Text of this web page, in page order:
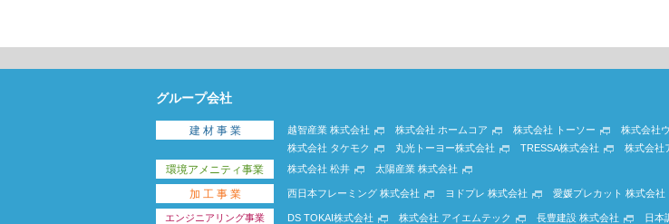
グループ会社
建 材 事 業 越智産業 株式会社 株式会社 ホームコア 株式会社 トーソー 株式会社
株式会社 タケモク
丸光トーヨー株式会社 TRESSA株式会社 株式会社
環境アメニティ事業 株式会社 松井 太陽産業 株式会社
加 工 事 業 西日本フレーミング 株式会社 ヨドプレ 株式会社 愛媛プレカット 株式会社
エンジニアリング事業 DS TOKAI株式会社 株式会社 アイエムテック 長豊建設 株式会社 日本